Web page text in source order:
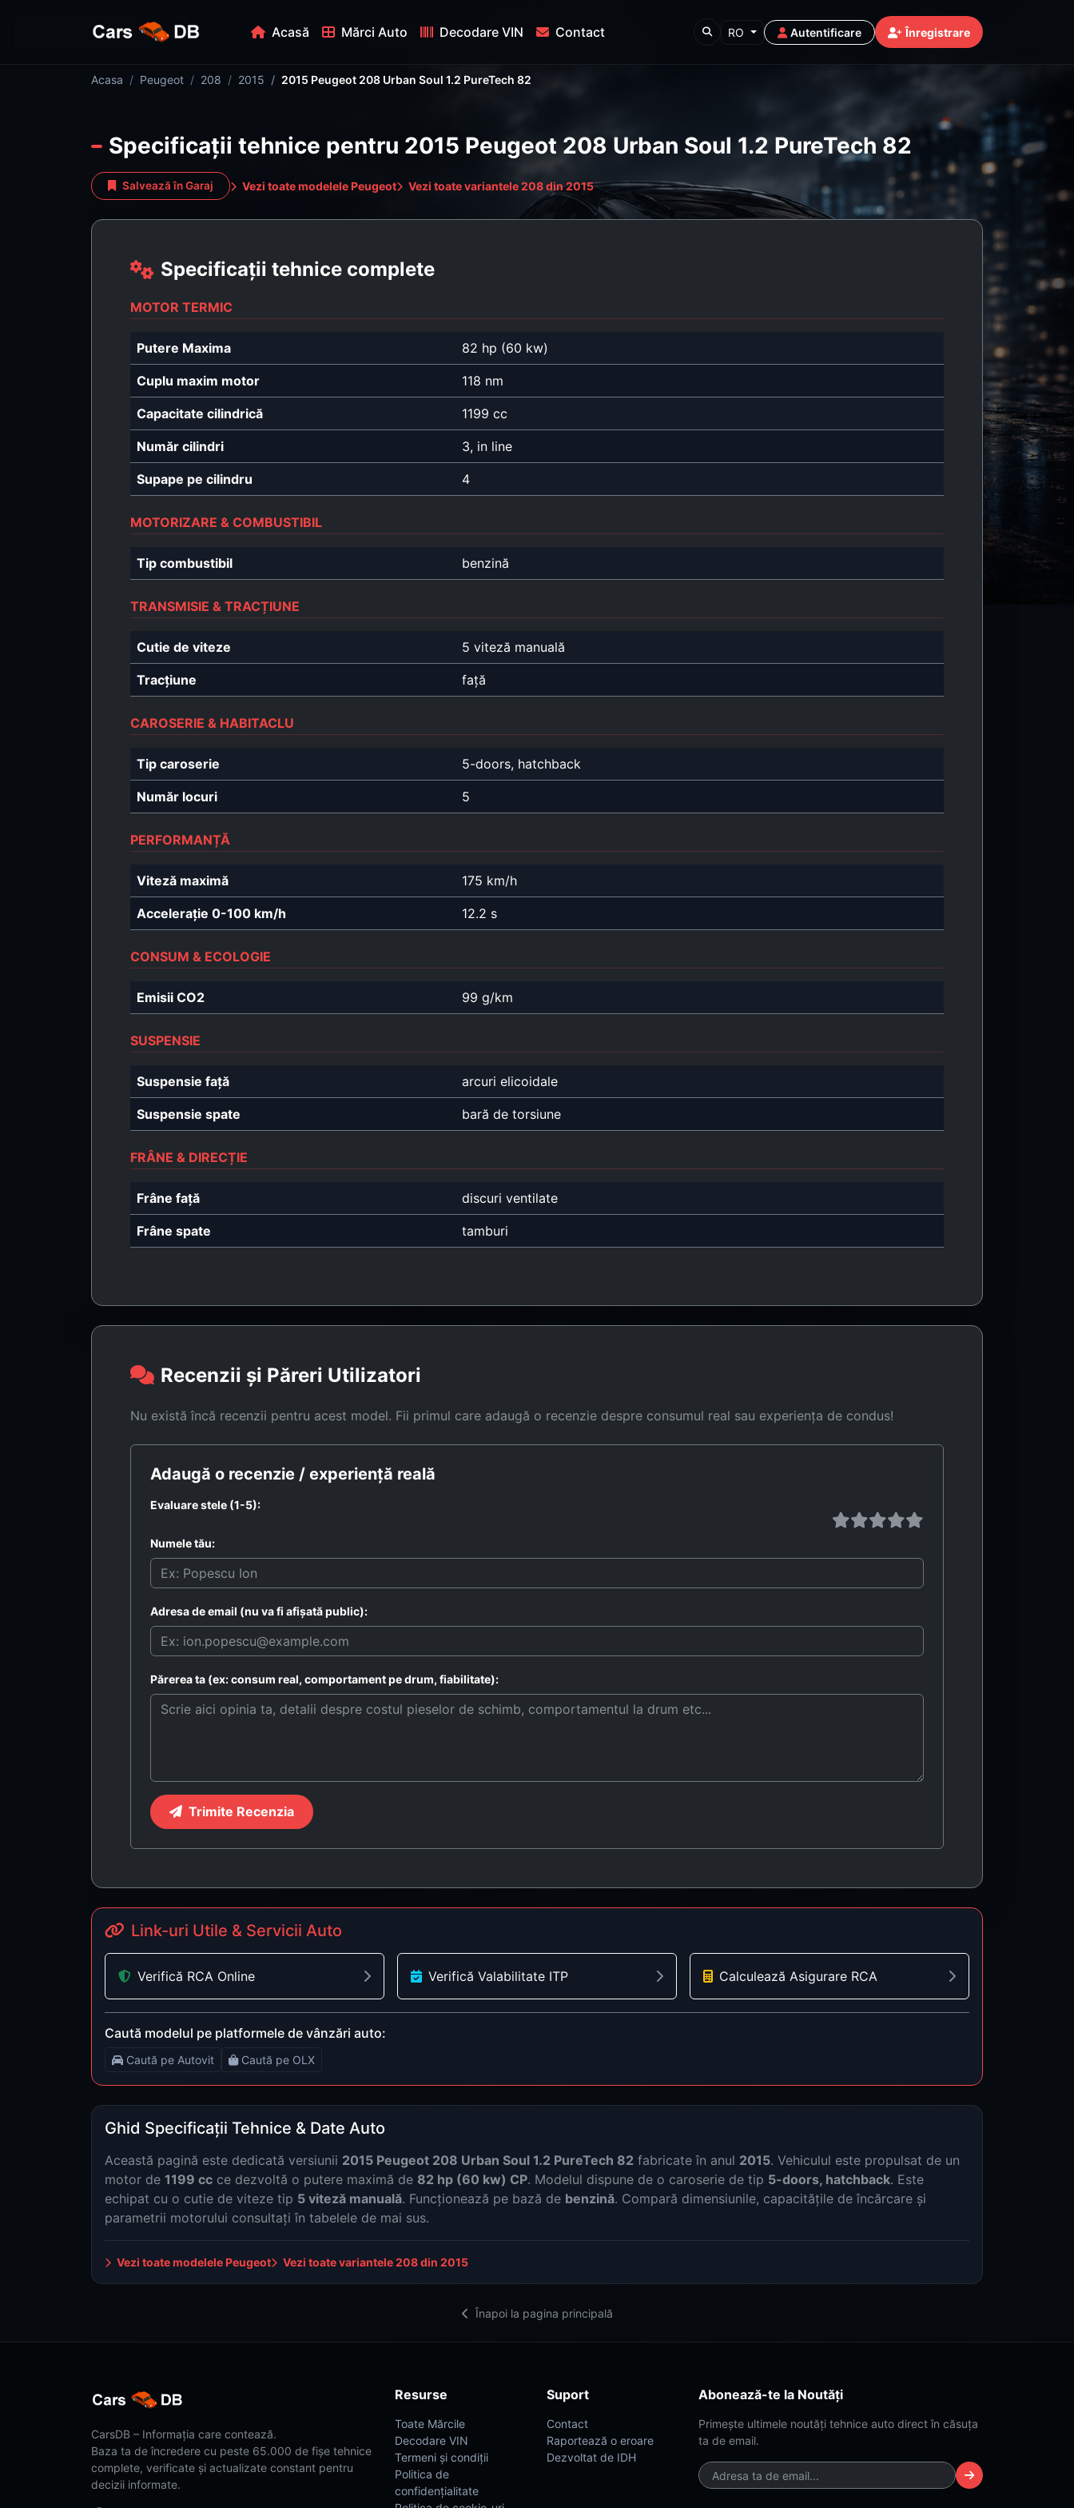
Acasă Mărci Auto Decodare VIN Contact RO Autentificare Înregistrare
Acasa Peugeot 208 2015 2015 Peugeot 208 Urban Soul 1.2 PureTech 82
Specificații tehnice pentru 2015 Peugeot 208 Urban Soul 1.2 PureTech 82
Salvează în Garaj Vezi toate modelele Peugeot Vezi toate variantele 208 din 2015
Specificații tehnice complete
MOTOR TERMIC
Putere Maxima 82 hp (60 kw)
Cuplu maxim motor 118 nm
Capacitate cilindrică 1199 cc
Număr cilindri 3, in line
Supape pe cilindru 4
MOTORIZARE & COMBUSTIBIL
Tip combustibil benzină
TRANSMISIE & TRACȚIUNE
Cutie de viteze 5 viteză manuală
Tracțiune față
CAROSERIE & HABITACLU
Tip caroserie 5-doors, hatchback
Număr locuri 5
PERFORMANȚĂ
Viteză maximă 175 km/h
Accelerație 0-100 km/h 12.2 s
CONSUM & ECOLOGIE
Emisii CO2 99 g/km
SUSPENSIE
Suspensie față arcuri elicoidale
Suspensie spate bară de torsiune
FRÂNE & DIRECȚIE
Frâne față discuri ventilate
Frâne spate tamburi
Recenzii și Păreri Utilizatori
Nu există încă recenzii pentru acest model. Fii primul care adaugă o recenzie despre consumul real sau experiența de condus!
Adaugă o recenzie / experiență reală
Evaluare stele (1-5):
Numele tău:
Adresa de email (nu va fi afișată public):
Părerea ta (ex: consum real, comportament pe drum, fiabilitate):
Trimite Recenzia
Link-uri Utile & Servicii Auto
Verifică RCA Online Verifică Valabilitate ITP Calculează Asigurare RCA
Caută modelul pe platformele de vânzări auto:
Caută pe Autovit Caută pe OLX
Ghid Specificații Tehnice & Date Auto
Această pagină este dedicată versiunii 2015 Peugeot 208 Urban Soul 1.2 PureTech 82 fabricate în anul 2015. Vehiculul este propulsat de un
motor de 1199 cc ce dezvoltă o putere maximă de 82 hp (60 kw) CP. Modelul dispune de o caroserie de tip 5-doors, hatchback. Este
echipat cu o cutie de viteze tip 5 viteză manuală. Funcționează pe bază de benzină. Compară dimensiunile, capacitățile de încărcare și
parametrii motorului consultați în tabelele de mai sus.
Vezi toate modelele Peugeot Vezi toate variantele 208 din 2015
Înapoi la pagina principală
CarsDB – Informația care contează.
Baza ta de încredere cu peste 65.000 de fișe tehnice
complete, verificate și actualizate constant pentru
decizii informate.
Resurse
Toate Mărcile
Decodare VIN
Termeni și condiții
Politica de
confidențialitate
Suport
Contact
Raportează o eroare
Dezvoltat de IDH
Abonează-te la Noutăți
Primește ultimele noutăți tehnice auto direct în căsuța
ta de email.